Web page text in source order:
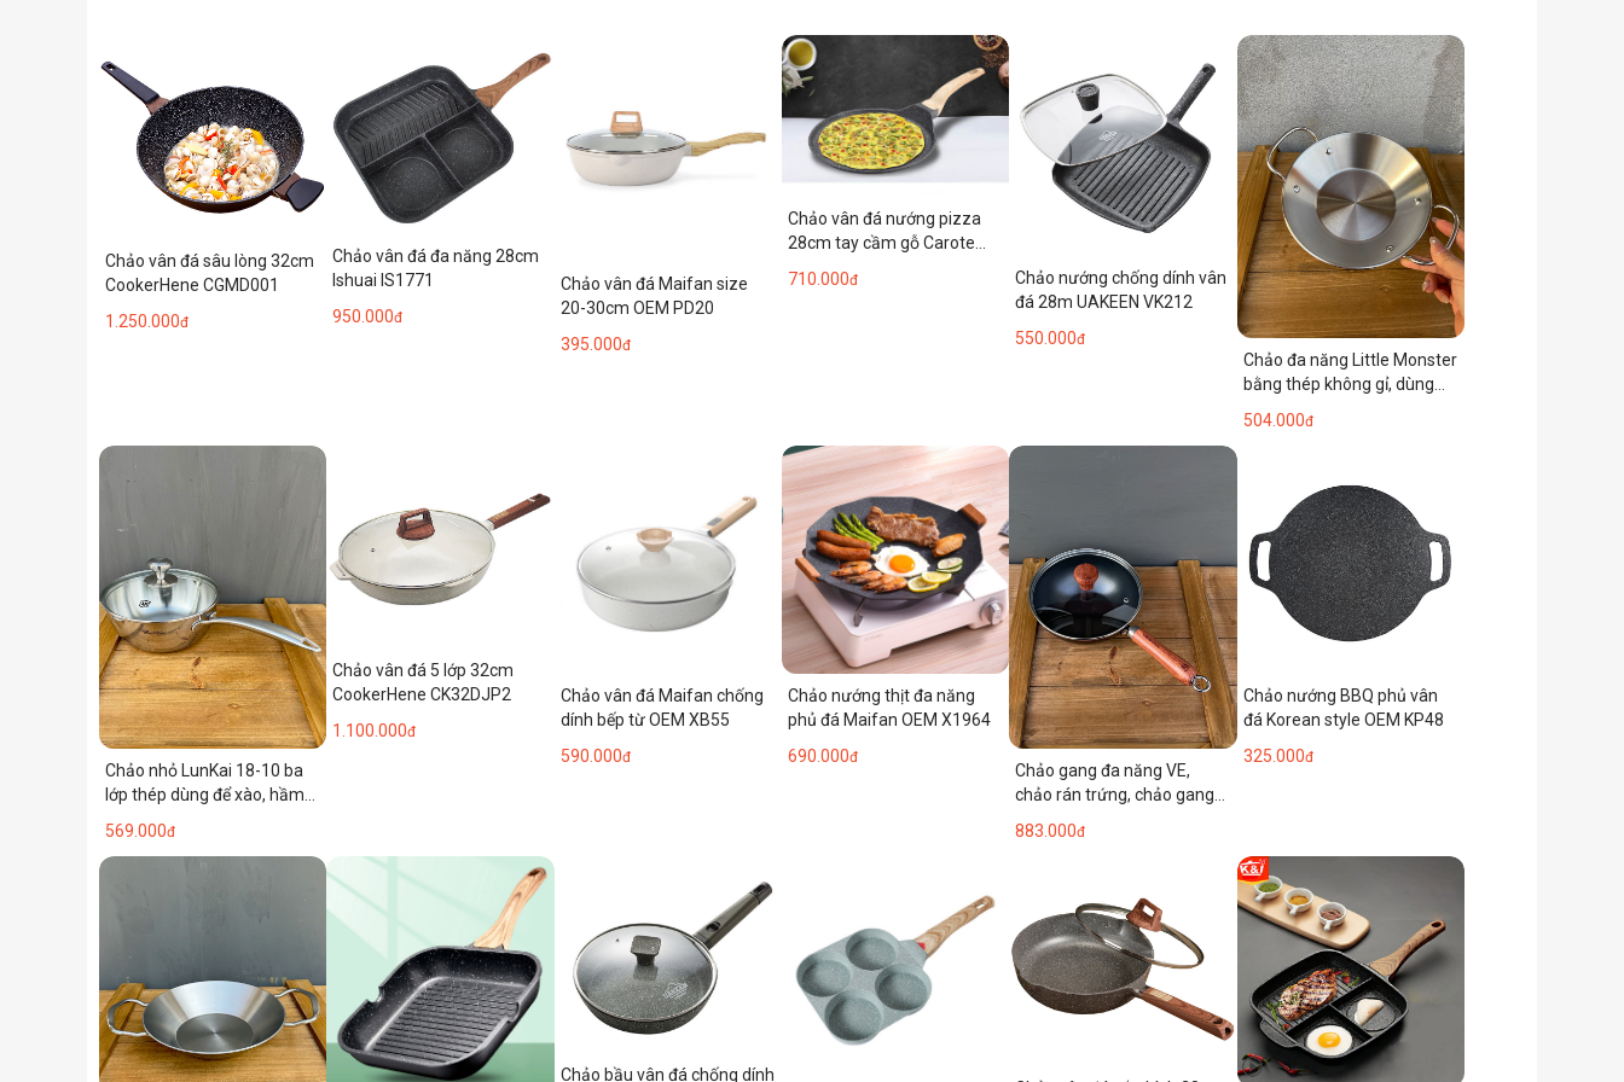
Chảo vân đá sâu lòng 32cm
CookerHene CGMD001
1.250.000đ
Chảo vân đá đa năng 28cm
Ishuai IS1771
950.000đ
Chảo vân đá Maifan size
20-30cm OEM PD20
395.000đ
Chảo vân đá nướng pizza
28cm tay cầm gỗ Carote
710.000đ
Chảo nướng chống dính vân
đá 28m UAKEEN VK212
550.000đ
Chảo đa năng Little Monster
bằng thép không gỉ, dùng
được cho món Paella Tây
Ban Nha, chiên, xào, nấu lẩu
504.000đ
Chảo nhỏ LunKai 18-10 ba
lớp thép dùng để xào, hầm
và nấu súp, chảo đa năng
đáy phẳng, dùng được trên
bếp từ, không tráng men.
569.000đ
Chảo vân đá 5 lớp 32cm
CookerHene CK32DJP2
1.100.000đ
Chảo vân đá Maifan chống
dính bếp từ OEM XB55
590.000đ
Chảo nướng thịt đa năng
phủ đá Maifan OEM X1964
690.000đ
Chảo gang đa năng VE,
chảo rán trứng, chảo gang
mini, chảo sữa, chảo nấu mì,
chảo xào nhỏ, nồi nhỏ dùng
883.000đ
Chảo nướng BBQ phủ vân
đá Korean style OEM KP48
325.000đ
Chảo bầu vân đá chống dính